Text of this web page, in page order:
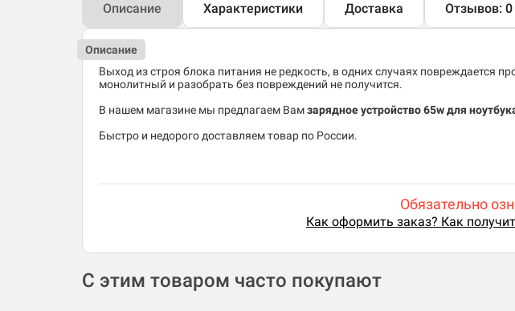
Описание Характеристики Доставка Отзывов: 0
Описание
Выход из строя блока питания не редкость, в одних случаях повреждается
монолитный и разобрать без повреждений не получится.
В нашем магазине мы предлагаем Вамзарядное устройство 65w для
Быстро и недорого доставляем товар по России.
Обязательно
Как оформить заказ? Как
С этим товаром часто покупают